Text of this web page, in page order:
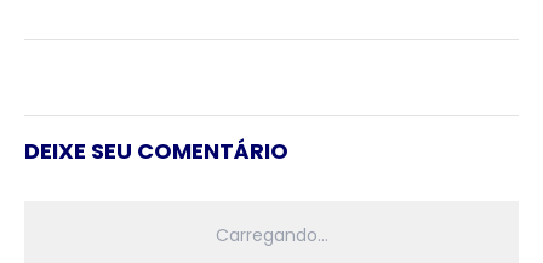
DEIXE SEU COMENTÁRIO